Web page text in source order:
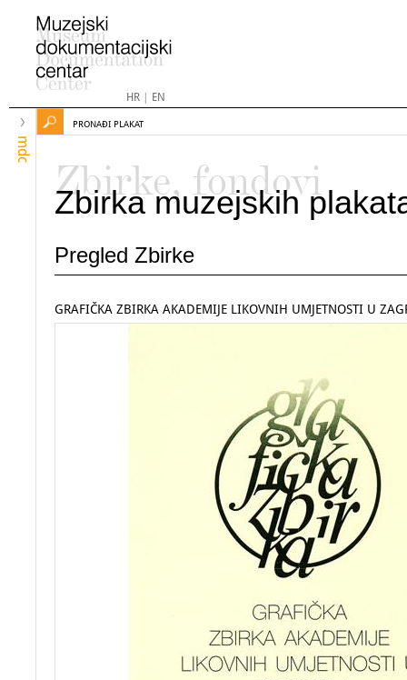
HR| EN
mdc
PRONAĐI PLAKAT
Zbirke, fondovi
Zbirka muzejskih
Pregled Zbirke
GRAFIČKA ZBIRKA AKADEMIJE LIKOVNIH UMJETNOSTI U